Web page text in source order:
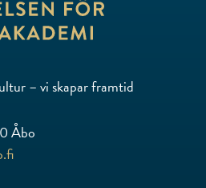
– vi skapar framtid
Åbo